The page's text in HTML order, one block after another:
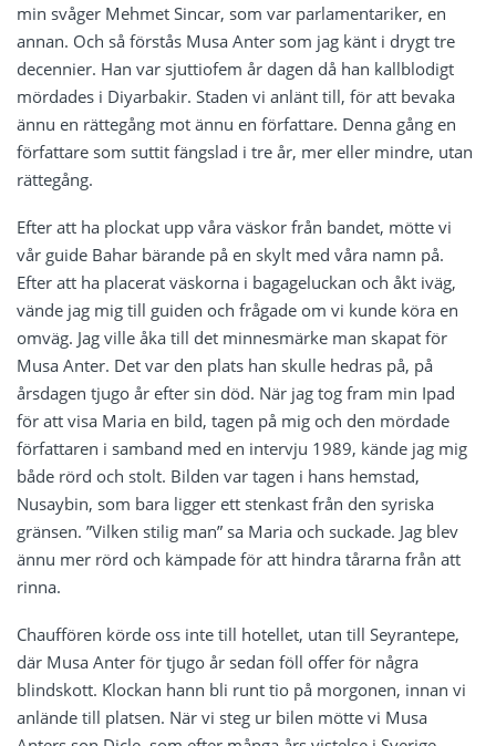
min svåger Mehmet Sincar, som var parlamentariker, en
annan. Och så förstås Musa Anter som jag känt i drygt tre
decennier. Han var sjuttiofem år dagen då han kallblodigt
mördades i Diyarbakir. Staden vi anlänt till, för att bevaka
ännu en rättegång mot ännu en författare. Denna gång en
författare som suttit fängslad i tre år, mer eller mindre, utan
rättegång.
Efter att ha plockat upp våra väskor från bandet, mötte vi
vår guide Bahar bärande på en skylt med våra namn på.
Efter att ha placerat väskorna i bagageluckan och åkt iväg,
vände jag mig till guiden och frågade om vi kunde köra en
omväg. Jag ville åka till det minnesmärke man skapat för
Musa Anter. Det var den plats han skulle hedras på, på
årsdagen tjugo år efter sin död. När jag tog fram min Ipad
för att visa Maria en bild, tagen på mig och den mördade
författaren i samband med en intervju 1989, kände jag mig
både rörd och stolt. Bilden var tagen i hans hemstad,
Nusaybin, som bara ligger ett stenkast från den syriska
gränsen. ”Vilken stilig man” sa Maria och suckade. Jag blev
ännu mer rörd och kämpade för att hindra tårarna från att
rinna.
Chauffören körde oss inte till hotellet, utan till Seyrantepe,
där Musa Anter för tjugo år sedan föll offer för några
blindskott. Klockan hann bli runt tio på morgonen, innan vi
anlände till platsen. När vi steg ur bilen mötte vi Musa